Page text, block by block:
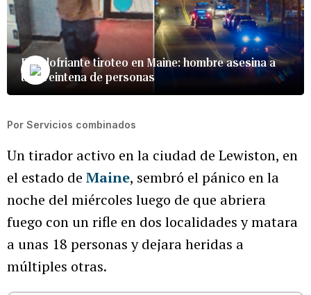
Escalofriante tiroteo en Maine: hombre asesina a
una veintena de personas
Por Servicios combinados
Un tirador activo en la ciudad de Lewiston, en
el estado de Maine, sembró el pánico en la
noche del miércoles luego de que abriera
fuego con un rifle en dos localidades y matara
a unas 18 personas y dejara heridas a
múltiples otras.